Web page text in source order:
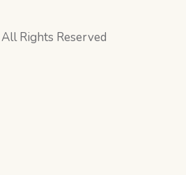
Rights Reserved